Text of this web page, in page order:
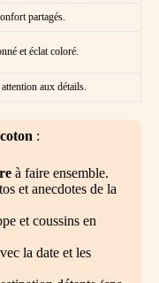
partagés.
et éclat coloré.
aux détails.
:
à faire ensemble.
et anecdotes de la
et coussins en
la date et les